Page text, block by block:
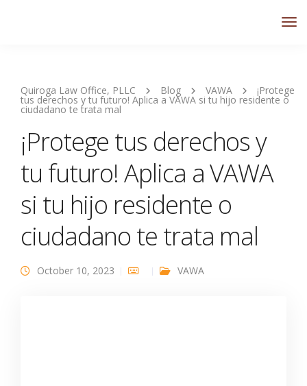
Quiroga Law Office, PLLC Blog VAWA ¡Protege
tus derechos y tu futuro! Aplica a VAWA si tu hijo residente o
ciudadano te trata mal
¡Protege tus derechos y
tu futuro! Aplica a VAWA
si tu hijo residente o
ciudadano te trata mal
October 10, 2023 VAWA